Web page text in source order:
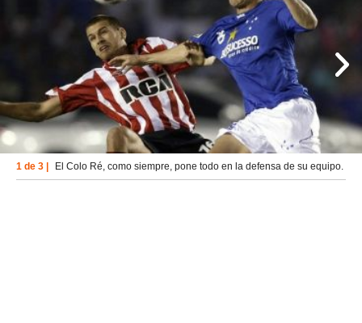
1 de 3 | El Colo Ré, como siempre, pone todo en la defensa de su equipo.